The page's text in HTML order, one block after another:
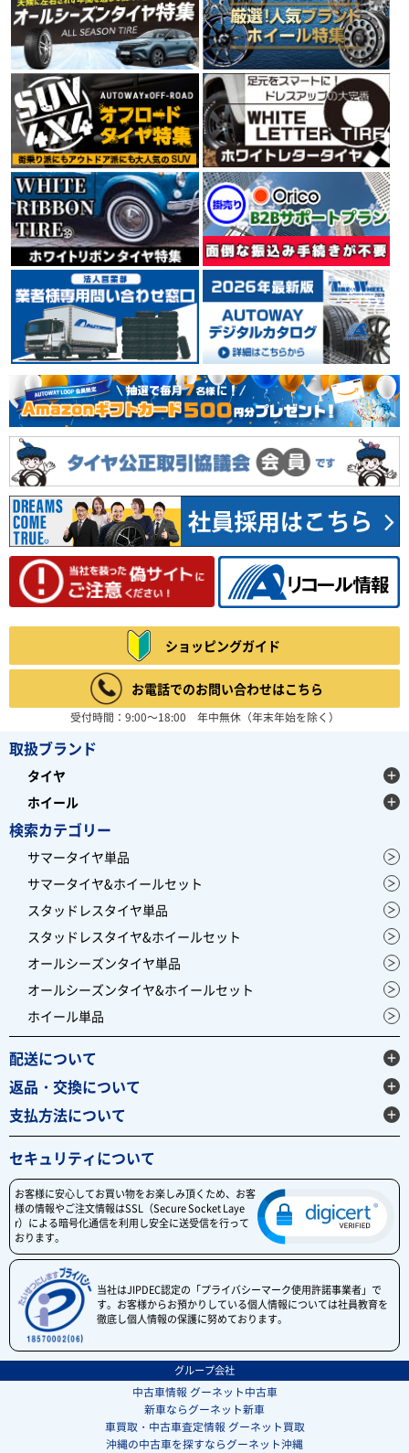
CONTINENTAL
コンチネンタル
コンチネンタルタイヤは、1世紀以上にわたりヨーロッ
パの走りを支え、クルマの進化と共に信頼の歴史を重ね
てきたタイヤメーカーです。最高水準の性能を保証する
ために、多くの自動車メーカーの厳しいテストに合格し
ています。さらに、最新のタイヤメーカー世界販売シェ
アランキング第4位の実績をもっています。
総合評価：6件 4.58
PIRELLI
ピレリ
イタリア ミラノに本社を置くタイヤメーカーPIRELLI
（ピレリ）。 世界タイヤメーカー別シェアランキングで
は、上位の実績を誇っています。 輸入車、特に欧州車の
純正タイヤに多く採用され、その装着車種は、スーパー
カーからコンパクトカーまで幅広く、 自動車メーカーか
らの信頼も厚いタイヤメーカーです。
総合評価：35件 4.39
YOKOHAMA
ヨコハマ
日本を代表するタイヤメーカーのひとつYOKOHAMA
（ヨコハマ）。 1917年の創業以来、タイヤをはじめ、
工業用品、スポーツ用品等、数々の製品を世に送り出し
てきました。 1954年には、日本初のチューブレスタイ
ヤを生産。 常に技術の先端に挑戦し、新しい価値を創り
出しながら成長し続けています。
総合評価：78件 4.66
MICHELIN
ミシュラン
フランスの大手タイヤメーカーMICHELIN(ミシュラン)。
世界3大タイヤメーカーの1社。安全性、快適性、耐久性
に優れたバランス設計に定評があり、世界のさまざまな
カーメーカーに純正装着タイヤとして採用されていま
す。
総合評価：6件 4.67
BFGOODRICH
ビーエフグッドリッチ
開しており、オフロードタイヤは、 ダカールラリー等で
ショッピングガイド
お電話でのお問い合わせはこちら
受付時間：9:00～18:00 年中無休（年末年始を除く）
取扱ブランド
タイヤ
ホイール
検索カテゴリー
サマータイヤ単品
サマータイヤ&ホイールセット
スタッドレスタイヤ単品
スタッドレスタイヤ&ホイールセット
オールシーズンタイヤ単品
オールシーズンタイヤ&ホイールセット
ホイール単品
配送について
返品・交換について
支払方法について
セキュリティについて
お客様に安心してお買い物をお楽しみ頂くため、お客
様の情報やご注文情報はSSL（Secure Socket Laye
r）による暗号化通信を利用し安全に送受信を行って
おります。
当社はJIPDEC認定の「プライバシーマーク使用許諾事業者」で
す。お客様からお預かりしている個人情報については社員教育を
徹底し個人情報の保護に努めております。
グループ会社
中古車情報 グーネット中古車
新車ならグーネット新車
車買取・中古車査定情報 グーネット買取
沖縄の中古車を探すならグーネット沖縄